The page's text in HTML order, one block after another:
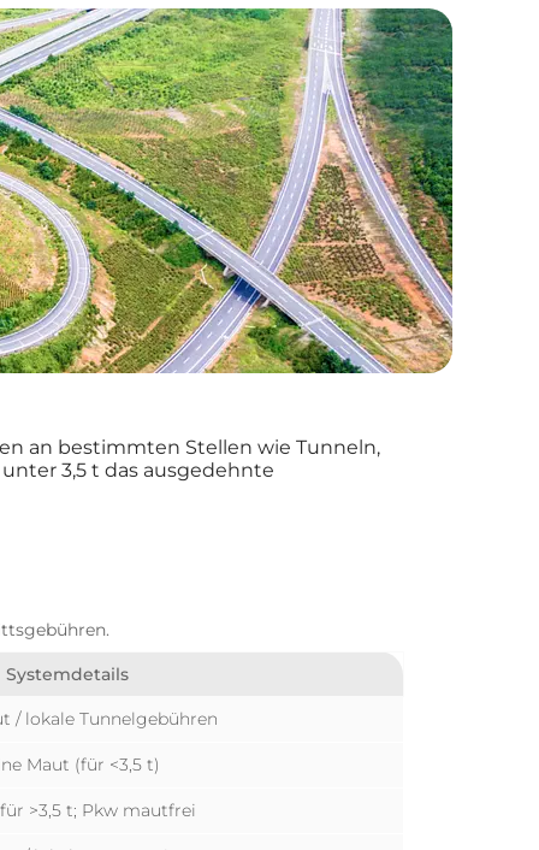
an bestimmten Stellen wie Tunneln,
3,5 t das ausgedehnte
Systemdetails
/ lokale Tunnelgebühren
Maut (für <3,5 t)
>3,5 t; Pkw mautfrei